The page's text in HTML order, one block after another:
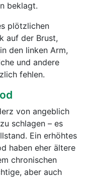
beklagt.
plötzlichen
auf der Brust,
den linken Arm,
und andere
fehlen.
von angeblich
schlagen – es
Ein erhöhtes
haben eher ältere
chronischen
aber auch